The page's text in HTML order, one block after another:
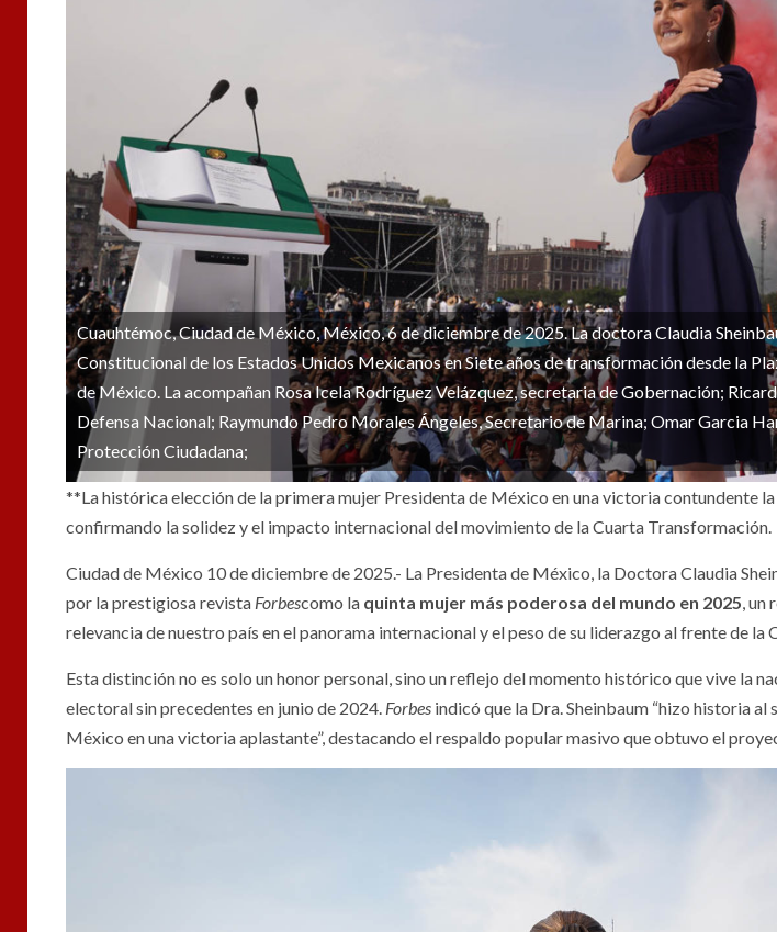
Cuauhtémoc, Ciudad de México, México, 6 de diciembre de 2025. La doctora Claudia
Constitucional de los Estados Unidos Mexicanos en Siete años de transformación desde la
de México. La acompañan Rosa Icela Rodríguez Velázquez, secretaria de Gobernación;
Defensa Nacional; Raymundo Pedro Morales Ángeles, Secretario de Marina; Omar Garcia
Protección Ciudadana;
**La histórica elección de la primera mujer Presidenta de México en una victoria contundente
confirmando la solidez y el impacto internacional del movimiento de la Cuarta Transformación.
Ciudad de México 10 de diciembre de 2025.- La Presidenta de México, la Doctora Claudia
por la prestigiosa revista Forbescomo la quinta mujer más poderosa del mundo en 2025, un
relevancia de nuestro país en el panorama internacional y el peso de su liderazgo al frente de la
Esta distinción no es solo un honor personal, sino un reflejo del momento histórico que vive la
electoral sin precedentes en junio de 2024. Forbes indicó que la Dra. Sheinbaum “hizo historia
México en una victoria aplastante”, destacando el respaldo popular masivo que obtuvo el